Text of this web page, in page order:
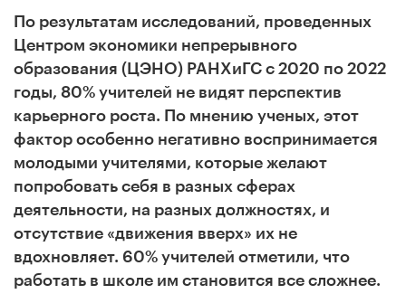
По результатам исследований, проведенных
Центром экономики непрерывного
образования (ЦЭНО) РАНХиГС с 2020 по 2022
годы, 80% учителей не видят перспектив
карьерного роста. По мнению ученых, этот
фактор особенно негативно воспринимается
молодыми учителями, которые желают
попробовать себя в разных сферах
деятельности, на разных должностях, и
отсутствие «движения вверх» их не
вдохновляет. 60% учителей отметили, что
работать в школе им становится все сложнее.